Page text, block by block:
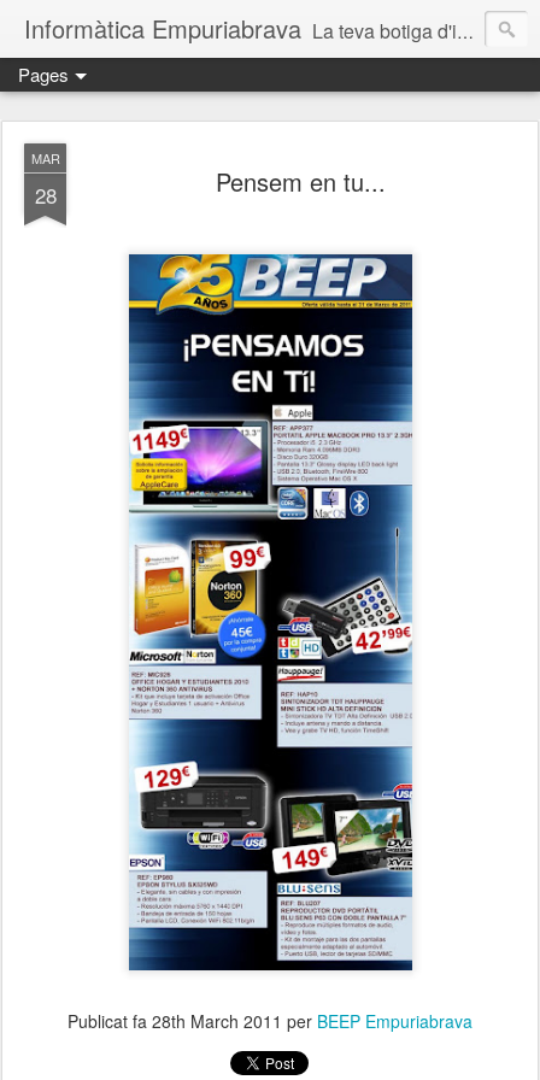
Informàtica Empuriabrava La teva botiga d'informàtica a Castelló d'Empúries. Reparació d'ordinadors. Reparación ordenadores Ampuriabrava. Reparació ordinadors Empuriabrava. Reparació ordinadors Roses. Reparació ordinadors Castelló d'Empúries. Servei técnic informàtic. Informàtica Empuriabrava. Informàtica Castello d'Empúries. SAT informàtic. Solucions informàtiques a prop.
Pages
MAR
28 Pensem en tu...
Publicat fa 28th March 2011 per BEEP Empuriabrava